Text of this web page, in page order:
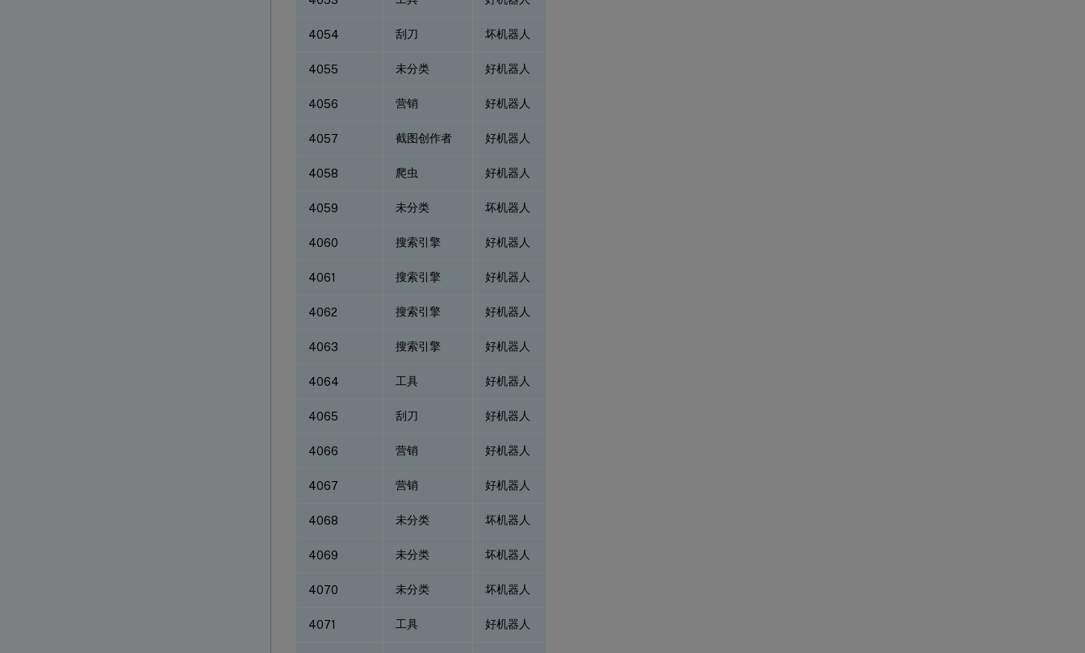
4054 刮刀 坏机器人
4055 未分类 好机器人
4056 营销 好机器人
4057 截图创作者 好机器人
4058 爬虫 好机器人
4059 未分类 坏机器人
4060 搜索引擎 好机器人
4061 搜索引擎 好机器人
4062 搜索引擎 好机器人
4063 搜索引擎 好机器人
4064 工具 好机器人
4065 刮刀 好机器人
4066 营销 好机器人
4067 营销 好机器人
4068 未分类 坏机器人
4069 未分类 坏机器人
4070 未分类 坏机器人
4071 工具 好机器人